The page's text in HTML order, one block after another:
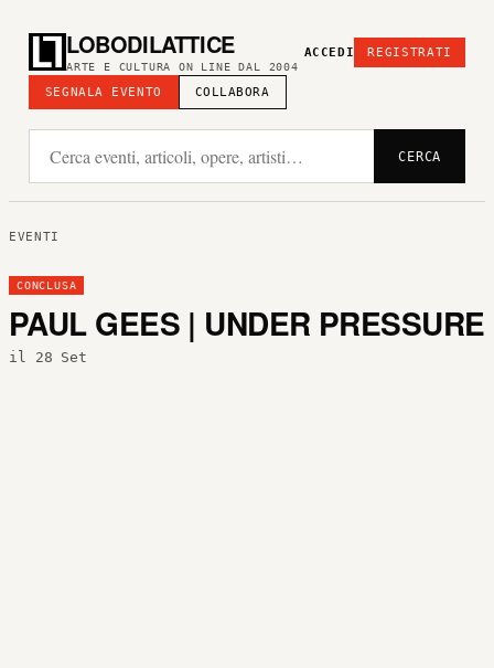
LOBODILATTICE
ARTE E CULTURA ON LINE DAL 2004
SEGNALA EVENTO COLLABORA
ACCEDI REGISTRATI
CERCA
EVENTI
CONCLUSA
PAUL GEES | UNDER PRESSURE
il 28 Set